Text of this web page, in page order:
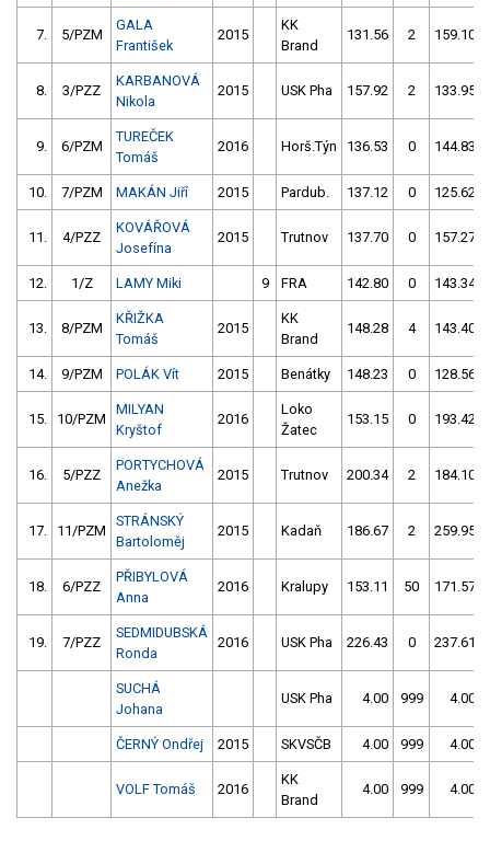
7. 5/PZM
GALA
František
2015
KK
Brand
131.56 2 159.10
8. 3/PZZ
KARBANOVÁ
Nikola
2015 USK Pha 157.92 2 133.95
9. 6/PZM
TUREČEK
Tomáš
2016 Horš.Týn 136.53 0 144.83
10. 7/PZM MAKÁN Jiří 2015 Pardub. 137.12 0 125.62
11. 4/PZZ
KOVÁŘOVÁ
Josefína
2015 Trutnov 137.70 0 157.27
12. 1/Z LAMY Miki 9 FRA 142.80 0 143.34
13. 8/PZM
KŘIŽKA
Tomáš
2015
KK
Brand
148.28 4 143.40
14. 9/PZM POLÁK Vít 2015 Benátky 148.23 0 128.56
15. 10/PZM
MILYAN
Kryštof
2016
Loko
Žatec
153.15 0 193.42
16. 5/PZZ
PORTYCHOVÁ
Anežka
2015 Trutnov 200.34 2 184.10
17. 11/PZM
STRÁNSKÝ
Bartoloměj
2015 Kadaň 186.67 2 259.95
18. 6/PZZ
PŘIBYLOVÁ
Anna
2016 Kralupy 153.11 50 171.57
19. 7/PZZ
SEDMIDUBSKÁ
Ronda
2016 USK Pha 226.43 0 237.61
SUCHÁ
Johana
USK Pha 4.00 999 4.00
ČERNÝ Ondřej 2015 SKVSČB 4.00 999 4.00
VOLF Tomáš 2016
KK
Brand
4.00 999 4.00